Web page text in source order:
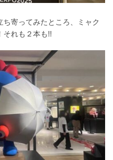
寄ってみたところ、ミャク
それも２本も!!